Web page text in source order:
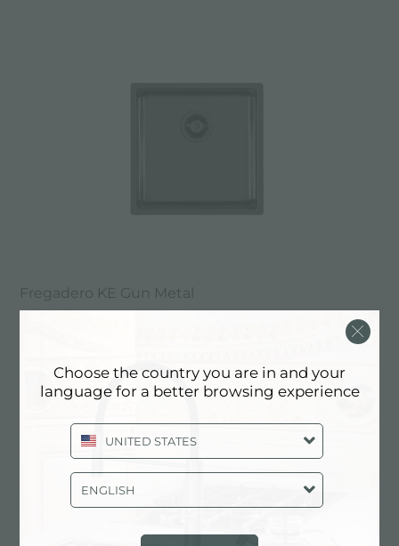
Fregadero KE Gun Metal
Choose the country you are in and your
language for a better browsing experience
UNITED STATES
ENGLISH